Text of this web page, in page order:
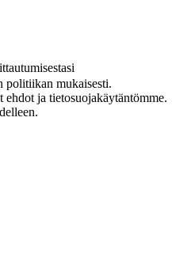
politiikan mukaisesti.
ja tietosuojakäytäntömme.